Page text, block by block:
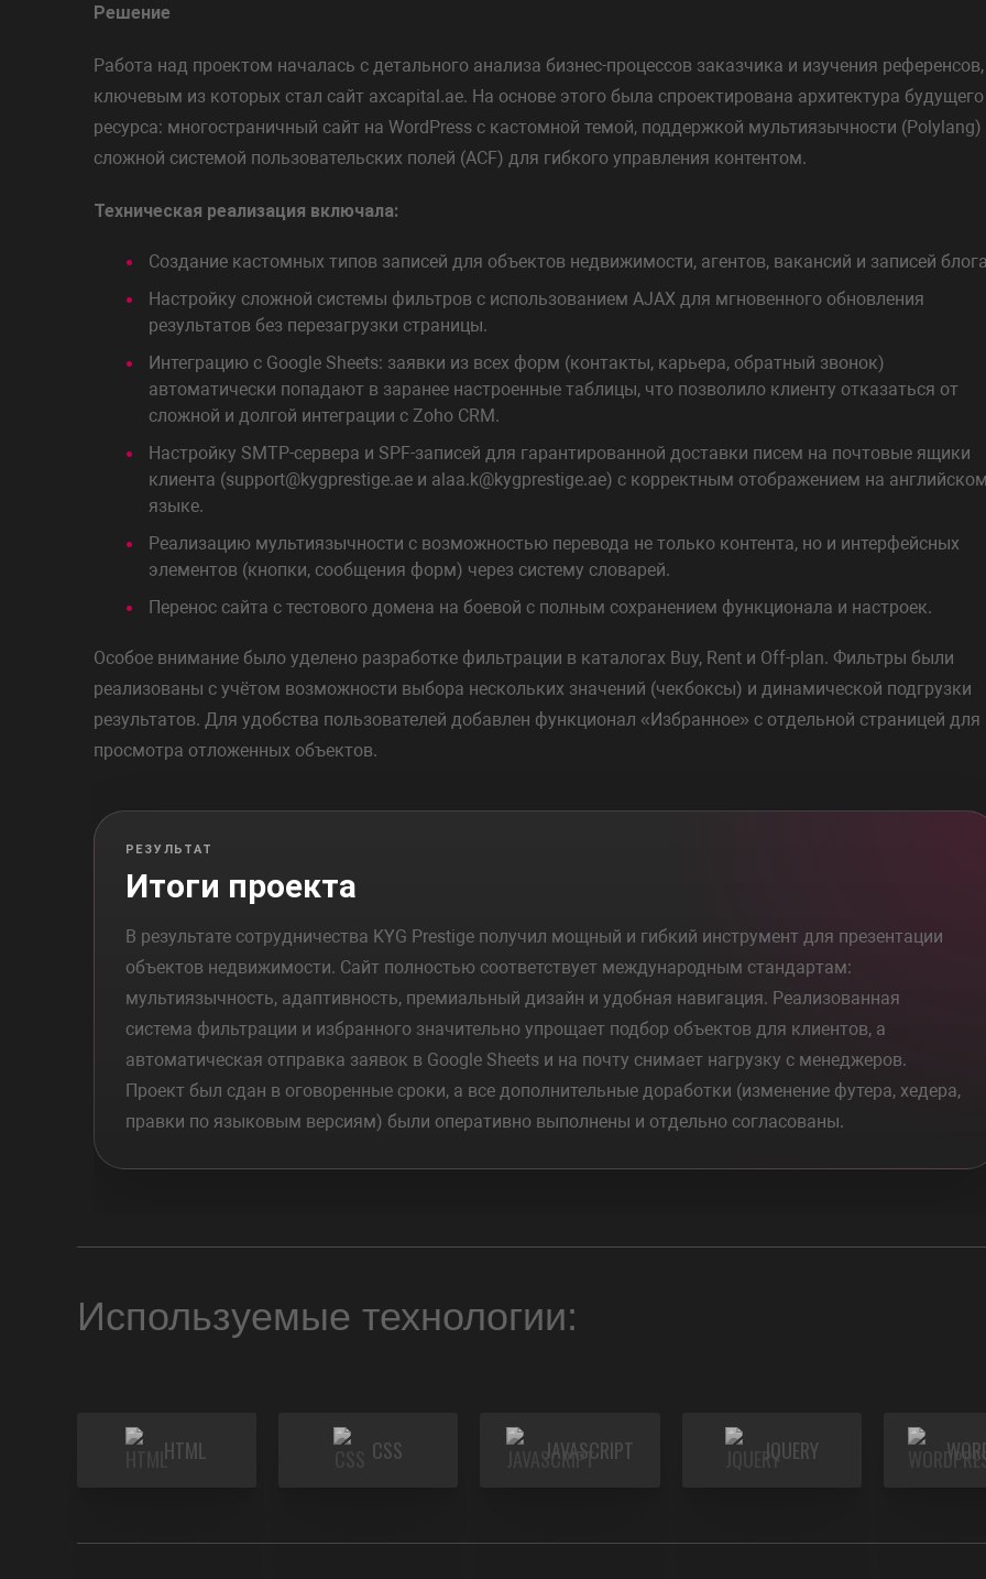
Решение
Работа над проектом началась с детального анализа бизнес-процессов заказчика и изучения референсов,
ключевым из которых стал сайт axcapital.ae. На основе этого была спроектирована архитектура будущего
ресурса: многостраничный сайт на WordPress с кастомной темой, поддержкой мультиязычности (Polylang)
сложной системой пользовательских полей (ACF) для гибкого управления контентом.
Техническая реализация включала:
Создание кастомных типов записей для объектов недвижимости, агентов, вакансий и записей
Настройку сложной системы фильтров с использованием AJAX для мгновенного обновления
результатов без перезагрузки страницы.
Интеграцию с Google Sheets: заявки из всех форм (контакты, карьера, обратный звонок)
автоматически попадают в заранее настроенные таблицы, что позволило клиенту отказаться от
сложной и долгой интеграции с Zoho CRM.
Настройку SMTP-сервера и SPF-записей для гарантированной доставки писем на почтовые ящики
клиента (support@kygprestige.ae и alaa.k@kygprestige.ae) с корректным отображением на английском
языке.
Реализацию мультиязычности с возможностью перевода не только контента, но и интерфейсных
элементов (кнопки, сообщения форм) через систему словарей.
Перенос сайта с тестового домена на боевой с полным сохранением функционала и настроек.
Особое внимание было уделено разработке фильтрации в каталогах Buy, Rent и Off-plan. Фильтры были
реализованы с учётом возможности выбора нескольких значений (чекбоксы) и динамической подгрузки
результатов. Для удобства пользователей добавлен функционал «Избранное» с отдельной страницей для
просмотра отложенных объектов.
РЕЗУЛЬТАТ
Итоги проекта
В результате сотрудничества KYG Prestige получил мощный и гибкий инструмент для презентации
объектов недвижимости. Сайт полностью соответствует международным стандартам:
мультиязычность, адаптивность, премиальный дизайн и удобная навигация. Реализованная
система фильтрации и избранного значительно упрощает подбор объектов для клиентов, а
автоматическая отправка заявок в Google Sheets и на почту снимает нагрузку с менеджеров.
Проект был сдан в оговоренные сроки, а все дополнительные доработки (изменение футера, хедера,
правки по языковым версиям) были оперативно выполнены и отдельно согласованы.
Используемые технологии:
HTML CSS JAVASCRIPT JQUERY